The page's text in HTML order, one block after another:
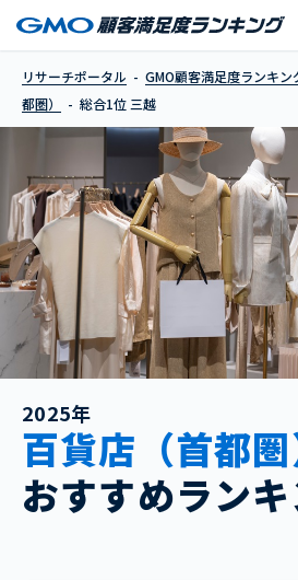
リサーチポータル GMO顧客満足度ランキン
都圏）
総合1位 三越
2025年
百貨店（首都圏
おすすめラン